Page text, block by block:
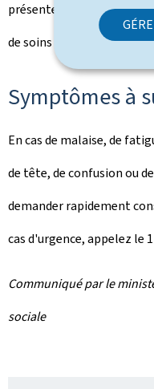
présente à leur domicile
de soins à domicile qui
Symptômes à
En cas de malaise, de
de tête, de confusion ou
demander rapidement
cas d'urgence, appelez le
Communiqué par le
sociale